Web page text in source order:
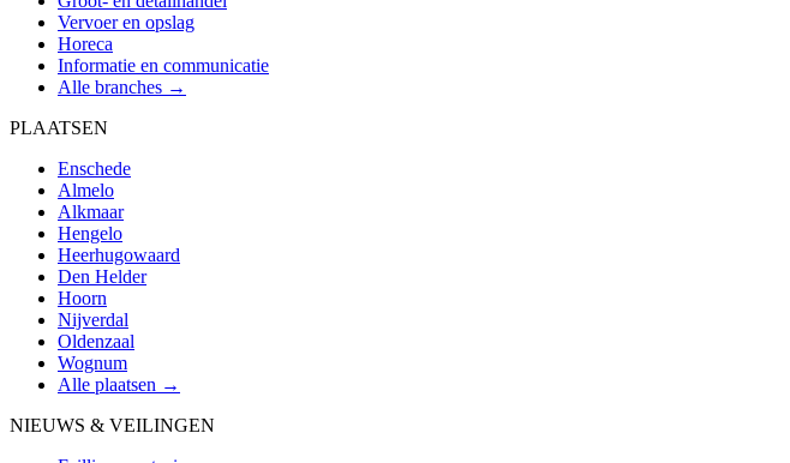
Vervoer en opslag
Horeca
Informatie en communicatie
Alle branches →
PLAATSEN
Enschede
Almelo
Alkmaar
Hengelo
Heerhugowaard
Den Helder
Hoorn
Nijverdal
Oldenzaal
Wognum
Alle plaatsen →
NIEUWS & VEILINGEN